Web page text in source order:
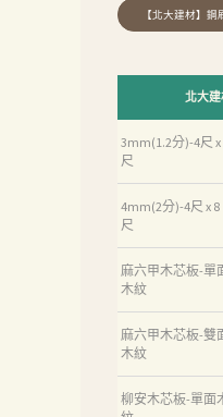
北大
3mm(1.2分)-4尺 x
尺
4mm(2分)-4尺 x 8
尺
麻六甲木芯板-單
木紋
麻六甲木芯板-雙
木紋
柳安木芯板-單面